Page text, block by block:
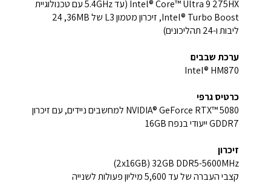
Intel® Core™ Ultra 9 275HX ‏(עד 5.4GHz עם טכנולוגיית
Intel® Turbo Boost, זיכרון מטמון L3‏ של 36MB‏, 24
ליבות ו-24 תהליכונים)
ערכת שבבים
Intel® HM870
כרטיס גרפי
NVIDIA® GeForce RTX™ 5080 למחשבים ניידים, עם זיכרון
GDDR7 ייעודי בנפח ‎16GB
זיכרון
32GB DDR5-5600MHz ‏(2x16GB)‏
קצבי העברה של עד ‎5,600 מיליון פעולות לשנייה